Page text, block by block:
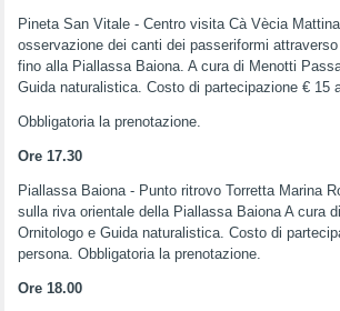
Pineta San Vitale - Centro visita Cà Vècia
osservazione dei canti dei passeriformi
fino alla Piallassa Baiona. A cura di Menotti
Guida naturalistica. Costo di partecipazione € 15
Obbligatoria la prenotazione.
Ore 17.30
Piallassa Baiona - Punto ritrovo Torretta Marina
sulla riva orientale della Piallassa Baiona A cura
Ornitologo e Guida naturalistica. Costo di
persona. Obbligatoria la prenotazione.
Ore 18.00